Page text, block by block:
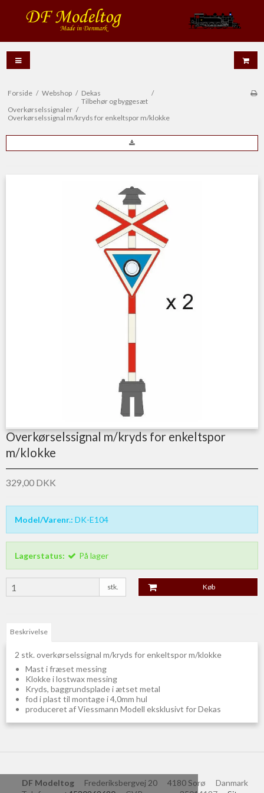
Forside / Webshop / Dekas
Tilbehør og byggesæt
/
Overkørselssignaler /
Overkørselssignal m/kryds for enkeltspor m/klokke
Overkørselssignal m/kryds for enkeltspor
m/klokke
329,00 DKK
Model/Varenr.: DK-E104
Lagerstatus: På lager
stk. Køb
Beskrivelse
2 stk. overkørselssignal m/kryds for enkeltspor m/klokke
Mast i fræset messing
Klokke i lostwax messing
Kryds, baggrundsplade i ætset metal
fod i plast til montage i 4,0mm hul
produceret af Viessmann Modell eksklusivt for Dekas
DF Modeltog Frederiksbergvej 20 4180 Sorø
Danmark